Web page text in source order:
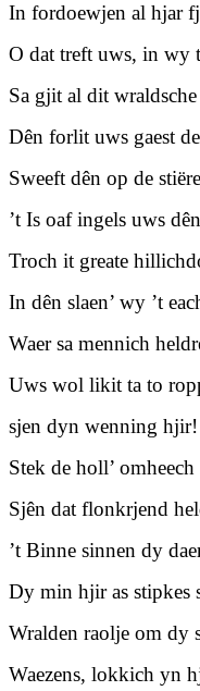
In fordoewjen al hjar
O dat treft uws, in wy
Sa gjit al dit wraldsche
Dên forlit uws gaest
Sweeft dên op de
’t Is oaf ingels uws
Troch it greate
In dên slaen’ wy ’t
Waer sa mennich
Uws wol likit ta to
sjen dyn wenning hjir!
Stek de holl’
Sjên dat flonkrjend
’t Binne sinnen dy
Dy min hjir as stipkes
Wralden raolje om dy
Waezens, lokkich yn